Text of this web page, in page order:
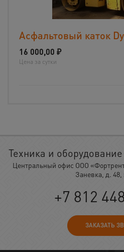
Асфальтовый каток
16 000,00 ₽
Цена за сутки
Техника и
Центральный офис ООО
Заневка, д. 48,
+7 812
ЗАКАЗАТЬ